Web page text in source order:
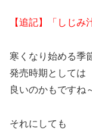
【追記】「しじ
寒くなり始める季
発売時期としては
良いのかもですね
それにしても